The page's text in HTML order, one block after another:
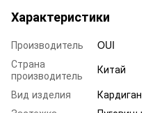
Характеристики
Производитель
OUI
Страна
производитель
Китай
Вид изделия
Кардиган